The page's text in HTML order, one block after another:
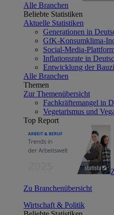
Alle Branchen
Beliebte Statistiken
Aktuelle Statistiken
Generationen in
GfK-Konsumklima-
Social-Media-
Inflationsrate in
Entwicklung der
Alle Branchen
Themen
Zur Themenübersicht
Fachkräftemangel in
Vegetarismus und
Top Report
Zu Branchenübersicht
Wirtschaft & Politik